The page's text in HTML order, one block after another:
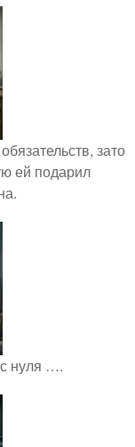
зато
ей подарил
нуля ….